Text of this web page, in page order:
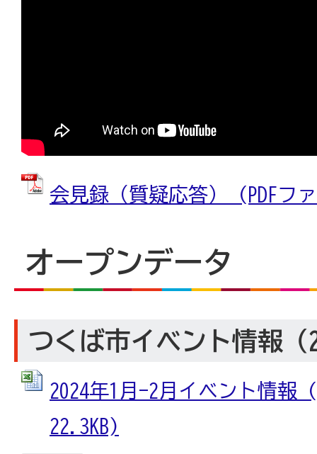
会見録（質疑応答） (PDFフ
オープンデータ
つくば市イベント情報（
2024年1月-2月イベント情報
22.3KB)